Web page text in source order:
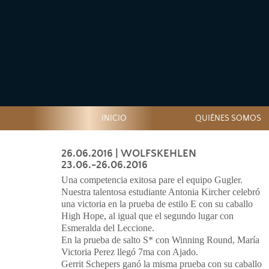
INICIO QUIÉNES SOMOS
26.06.2016 | WOLFSKEHLEN
23.06.-26.06.2016
Una competencia exitosa pare el equipo Gugler.
Nuestra talentosa estudiante Antonia Kircher celebró
una victoria en la prueba de estilo E con su caballo
High Hope, al igual que el segundo lugar con
Esmeralda del Leccione.
En la prueba de salto S* con Winning Round, María
Victoria Perez llegó 7ma con Ajado.
Gerrit Schepers ganó la misma prueba con su caballo